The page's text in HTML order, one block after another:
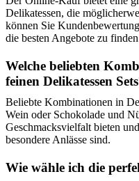
Delikatessen, die
können Sie
die besten Angebote zu
Welche beliebten
feinen Delikatessen
Beliebte Kombinationen in
Wein oder Schokolade und
Geschmacksvielfalt bieten
besondere Anlässe sind.
Wie wähle ich die